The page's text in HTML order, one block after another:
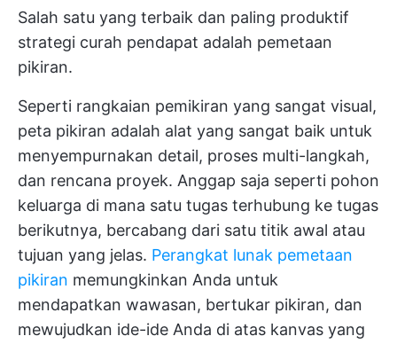
Salah satu yang terbaik dan paling produktif
strategi curah pendapat adalah pemetaan
pikiran.
Seperti rangkaian pemikiran yang sangat visual,
peta pikiran adalah alat yang sangat baik untuk
menyempurnakan detail, proses multi-langkah,
dan rencana proyek. Anggap saja seperti pohon
keluarga di mana satu tugas terhubung ke tugas
berikutnya, bercabang dari satu titik awal atau
tujuan yang jelas. Perangkat lunak pemetaan
pikiran memungkinkan Anda untuk
mendapatkan wawasan, bertukar pikiran, dan
mewujudkan ide-ide Anda di atas kanvas yang